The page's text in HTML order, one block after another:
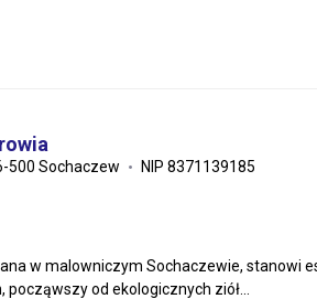
500 Sochaczew NIP 8371139185
w malowniczym Sochaczewie, stanowi
od ekologicznych ziół...